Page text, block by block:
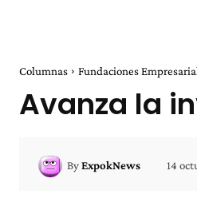
Columnas Fundaciones
Avanza la
ByExpokNews 14